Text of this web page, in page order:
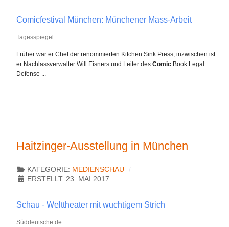
Comicfestival München: Münchener Mass-Arbeit
Tagesspiegel
Früher war er Chef der renommierten Kitchen Sink Press, inzwischen ist
er Nachlassverwalter Will Eisners und Leiter des Comic Book Legal
Defense ...
Haitzinger-Ausstellung in München
KATEGORIE: MEDIENSCHAU
ERSTELLT: 23. MAI 2017
Schau - Welttheater mit wuchtigem Strich
Süddeutsche.de